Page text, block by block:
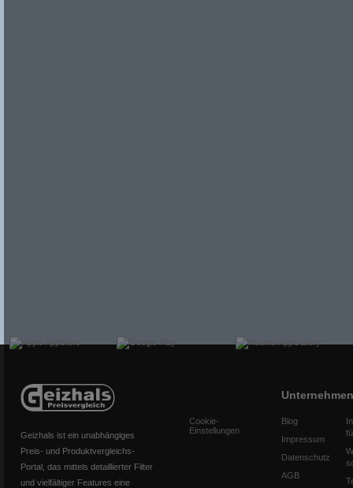
Geizhals ist ein unabhängiges
Preis- und Produktvergleichs-
Portal, das mittels detaillierter Filter
und vielfältiger Features eine
Cookie-
Einstellungen
Unternehmen
Blog
Impressum
Datenschutz
AGB